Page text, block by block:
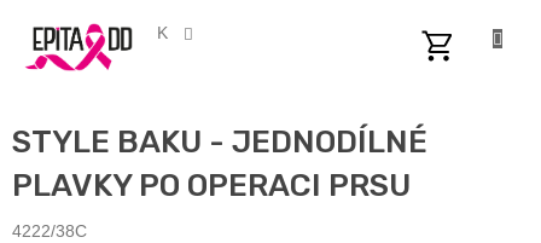
obsah
CZK
STYLE BAKU - JEDNODÍLNÉ
PLAVKY PO OPERACI PRSU
4222/38C